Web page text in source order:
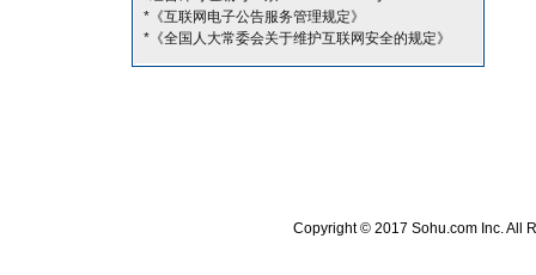
*《互联网电子公告服务管理规定》
*《全国人大常委会关于维护互联网安全的规定》
Copyright © 2017 Sohu.com Inc. All